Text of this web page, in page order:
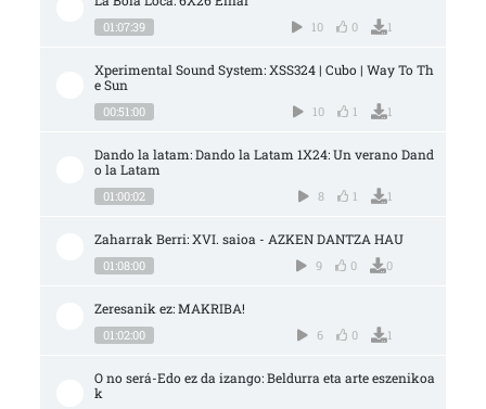
01:07:39 10 0 1
Xperimental Sound System: XSS324 | Cubo | Way To Th
e Sun
00:51:00 10 1 1
Dando la latam: Dando la Latam 1X24: Un verano Dand
o la Latam
01:00:02 8 1 1
Zaharrak Berri: XVI. saioa - AZKEN DANTZA HAU
01:08:00 9 0 0
Zeresanik ez: MAKRIBA!
01:02:00 6 0 1
O no será-Edo ez da izango: Beldurra eta arte eszenikoa
k